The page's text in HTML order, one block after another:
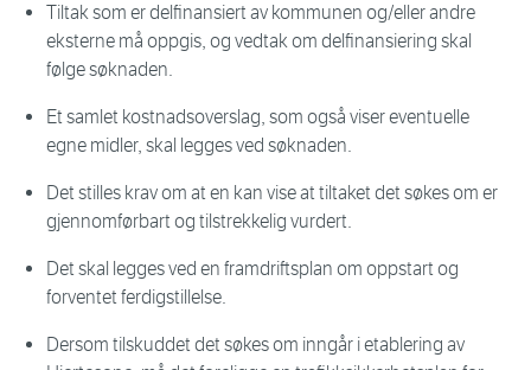
Tiltak som er delfinansiert av kommunen og/eller andre
eksterne må oppgis, og vedtak om delfinansiering skal
følge søknaden.
Et samlet kostnadsoverslag, som også viser eventuelle
egne midler, skal legges ved søknaden.
Det stilles krav om at en kan vise at tiltaket det søkes om er
gjennomførbart og tilstrekkelig vurdert.
Det skal legges ved en framdriftsplan om oppstart og
forventet ferdigstillelse.
Dersom tilskuddet det søkes om inngår i etablering av